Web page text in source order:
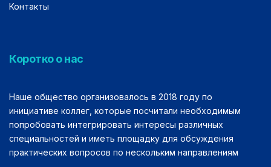
Контакты
Коротко о нас
Наше общество организовалось в 2018 году по
инициативе коллег, которые посчитали необходимым
попробовать интегрировать интересы различных
специальностей и иметь площадку для обсуждения
практических вопросов по нескольким направлениям